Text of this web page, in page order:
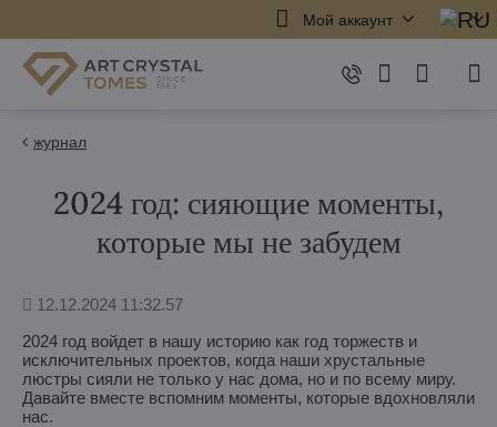
Мой аккаунт
журнал
2024 год: сияющие моменты,
которые мы не забудем
Дополнено
12.12.2024 11:32.57
2024 год войдет в нашу историю как год торжеств и
исключительных проектов, когда наши хрустальные
люстры сияли не только у нас дома, но и по всему миру.
Давайте вместе вспомним моменты, которые вдохновляли
нас.